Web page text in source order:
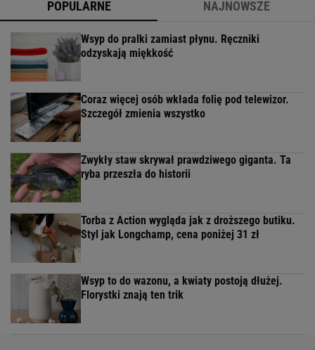
POPULARNE NAJNOWSZE
Wsyp do pralki zamiast płynu. Ręczniki
odzyskają miękkość
Coraz więcej osób wkłada folię pod telewizor.
Szczegół zmienia wszystko
Zwykły staw skrywał prawdziwego giganta. Ta
ryba przeszła do historii
Torba z Action wygląda jak z droższego butiku.
Styl jak Longchamp, cena poniżej 31 zł
Wsyp to do wazonu, a kwiaty postoją dłużej.
Florystki znają ten trik